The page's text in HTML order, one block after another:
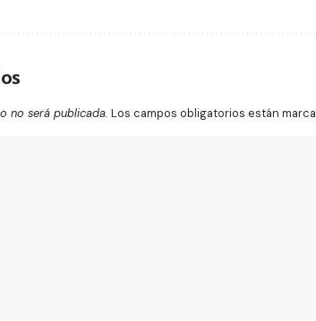
no será publicada. Los campos obligatorios están